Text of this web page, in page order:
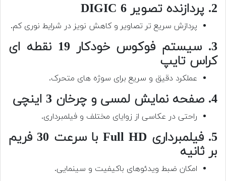
2. پردازنده تصویر DIGIC 6
پردازش سریع تر تصاویر و کاهش نویز در شرایط نوری کم.
3. سیستم فوکوس خودکار 19 نقطه ای
کراس تایپ
عملکرد دقیق و سریع برای سوژه های متحرک.
4. صفحه نمایش لمسی و چرخان 3 اینچی
راحتی در عکاسی از زوایای مختلف و فیلمبرداری.
5. فیلمبرداری Full HD با سرعت 30 فریم
بر ثانیه
امکان ضبط ویدئوهای باکیفیت و سینمایی.